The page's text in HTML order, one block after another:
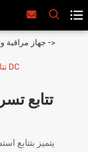
  
جهاز مراقبة
شاشة LCD تتابع تسرب الأرض الحالية DC
يتميز بتتابع